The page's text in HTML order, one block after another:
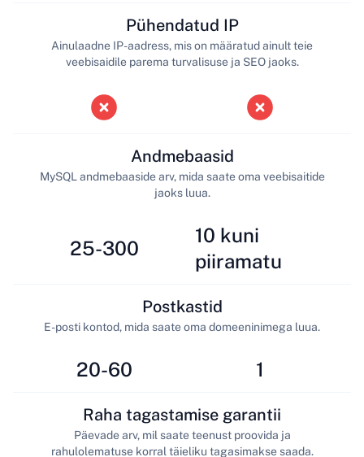
Pühendatud IP
Ainulaadne IP-aadress, mis on määratud ainult teie
veebisaidile parema turvalisuse ja SEO jaoks.
25-300
Andmebaasid
MySQL andmebaaside arv, mida saate oma veebisaitide
jaoks luua.
10 kuni
piiramatu
20-60
Postkastid
E-posti kontod, mida saate oma domeeninimega luua.
1
Raha tagastamise garantii
Päevade arv, mil saate teenust proovida ja
rahulolematuse korral täieliku tagasimakse saada.